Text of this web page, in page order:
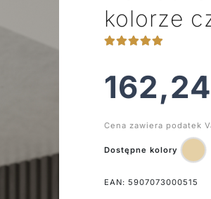
kolorze
162,24
Cena zawiera podatek
Dostępne kolory
EAN: 5907073000515